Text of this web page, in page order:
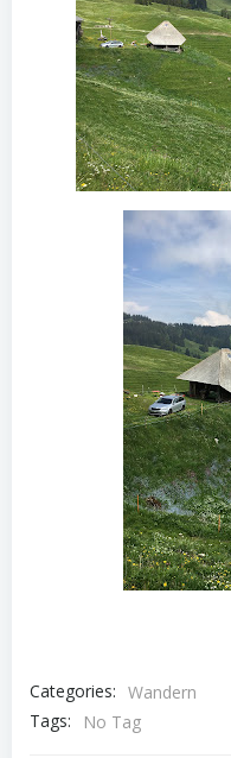
Categories: Wandern
Tags:
No Tag